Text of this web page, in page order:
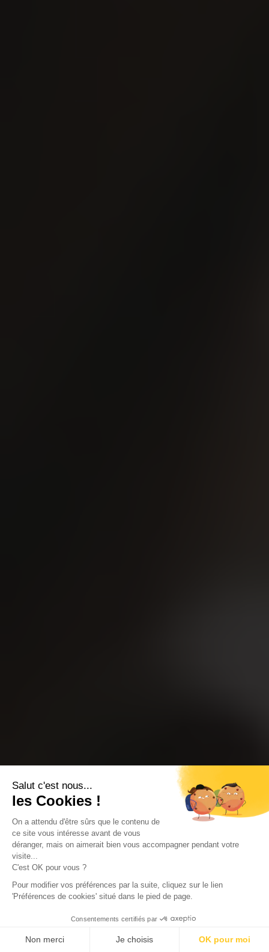
Salut c'est nous...
les Cookies !
On a attendu d'être sûrs que le contenu de
ce site vous intéresse avant de vous
déranger, mais on aimerait bien vous accompagner pendant votre
visite...
C'est OK pour vous ?
Pour modifier vos préférences par la suite, cliquez sur le lien
'Préférences de cookies' situé dans le pied de page.
Consentements certifiés par
Non merci Je choisis OK pour moi